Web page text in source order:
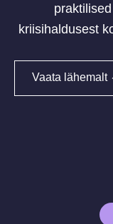
kriisihaldusest
Vaata lähemalt